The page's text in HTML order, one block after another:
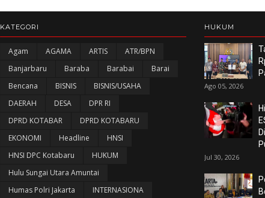
KATEGORI
Agam AGAMA ARTIS
ATR/BPN
Banjarbaru
Baraba Barabai
Barai
Bencana
BISNIS
BISNIS/USAHA
DAERAH
DESA
DPR RI
DPRD KOTABAR
DPRD KOTABARU
EKONOMI
Headline
HNSI
HNSI DPC Kotabaru
HUKUM
Hulu Sungai Utara Amuntai
Humas Polri Jakarta
INTERNASIONA
HUKUM
Ago 05, 2026
Jul 30, 2026